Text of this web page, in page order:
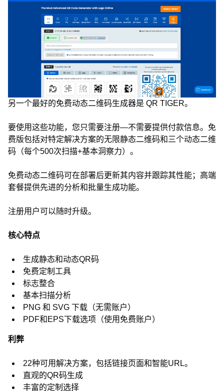
另一个最好的免费动态二维码生成器是 QR TIGER。
要使用这些功能，您只需要注册—不需要提供付款信息。免
费版包括对特定解决方案的无限静态二维码和三个动态二维
码（每个500次扫描+基本洞察力）。
免费动态二维码可在部署后更新其内容并跟踪其性能；高端
套餐提供先进的分析和批量生成功能。
注册用户可以随时升级。
核心特点
生成静态和动态QR码
免费定制工具
标志整合
基本扫描分析
PNG 和 SVG 下载（无需账户）
PDF和EPS下载选项（使用免费账户）
利弊
22种可用解决方案，包括链接页面和智能URL。
直观的QR码生成
丰富的定制选择